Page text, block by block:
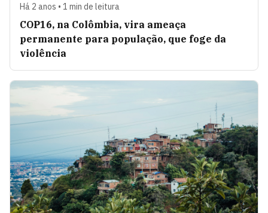
Há 2 anos • 1 min de leitura
COP16, na Colômbia, vira ameaça
permanente para população, que foge da
violência